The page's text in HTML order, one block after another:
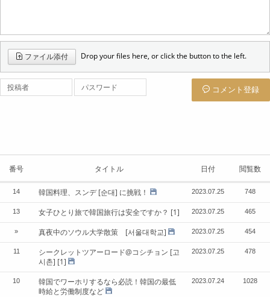
ファイル添付 Drop your files here, or click the button to the left.
投稿者 パスワード コメント登録
番号 タイトル 日付 閲覧数
14 韓国料理、スンデ [순대] に挑戦！ 2023.07.25 748
13 女子ひとり旅で韓国旅行は安全ですか？ [1] 2023.07.25 465
» 真夜中のソウル大学散策 [서울대학교] 2023.07.25 454
11
シークレットツアーロード@コシチョン [고
시촌] [1]
2023.07.25 478
10
韓国でワーホリするなら必読！韓国の最低
時給と労働制度など
2023.07.24 1028